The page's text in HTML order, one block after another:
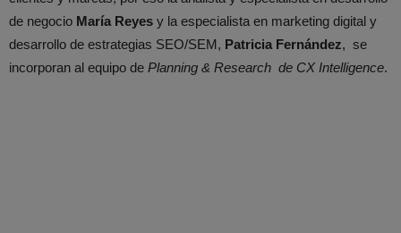
de negocio María Reyes y la especialista en marketing digital y
desarrollo de estrategias SEO/SEM, Patricia Fernández, se
incorporan al equipo de Planning & Research de CX Intelligence.